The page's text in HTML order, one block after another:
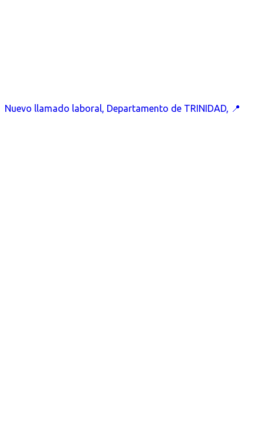
Nuevo llamado laboral, Departamento de TRINIDAD, 📍